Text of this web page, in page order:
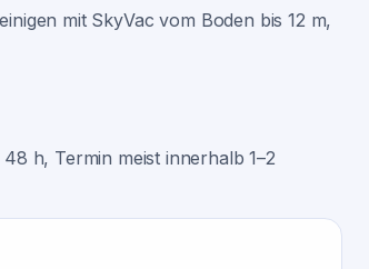
mit SkyVac vom Boden bis 12 m,
h, Termin meist innerhalb 1–2